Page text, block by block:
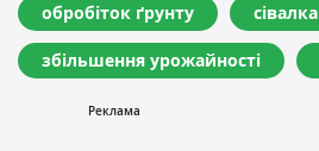
обробіток ґрунту сівалка
збільшення урожайності